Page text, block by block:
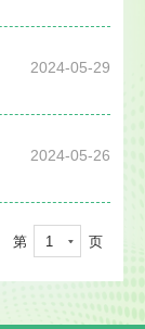
2024-05-29
2024-05-26
第 1 页